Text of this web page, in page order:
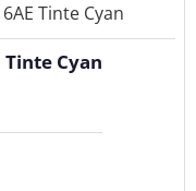
Tinte Cyan